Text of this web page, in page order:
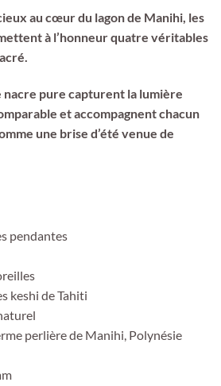
au cœur du lagon de Manihi, les
à l’honneur quatre véritables
nacre pure capturent la lumière
et accompagnent chacun
une brise d’été venue de
pendantes
keshi de Tahiti
perlière de Manihi, Polynésie